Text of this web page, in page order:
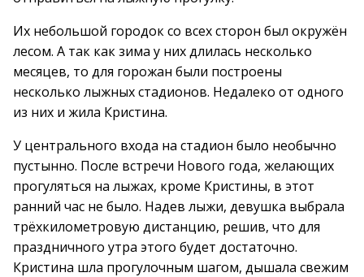
Их небольшой городок со всех сторон был окружён
лесом. А так как зима у них длилась несколько
месяцев, то для горожан были построены
несколько лыжных стадионов. Недалеко от одного
из них и жила Кристина.
У центрального входа на стадион было необычно
пустынно. После встречи Нового года, желающих
прогуляться на лыжах, кроме Кристины, в этот
ранний час не было. Надев лыжи, девушка выбрала
трёхкилометровую дистанцию, решив, что для
праздничного утра этого будет достаточно.
Кристина шла прогулочным шагом, дышала свежим